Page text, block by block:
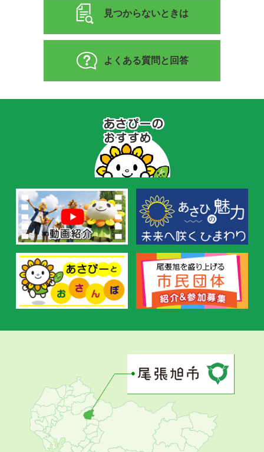
見つからないときは
よくある質問と回答
の
お
す
め